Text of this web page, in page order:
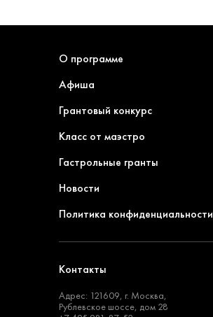
О программе
Афиша
Грантовый конкурс
Класс от маэстро
Гастрольные гранты
Новости
Политика конфиденциальности
Контакты
Адрес: 121609, г. Москва,
Рублевское шоссе, дом 28